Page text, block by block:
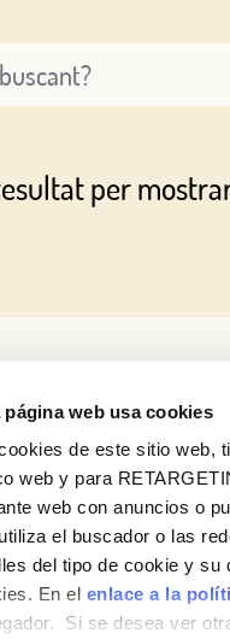
página web usa cookies
de este sitio web,
web y para
web con anuncios o
el buscador o las
del tipo de cookie y
En el enlace a la
Si se desea ver
per